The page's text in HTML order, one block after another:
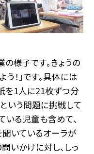
様子です。きょうの
！」です。具体には
を1人に21枚ずつ分
いう問題に挑戦して
いる児童も含めて、
いているオーラが
いかけに対し、しっ